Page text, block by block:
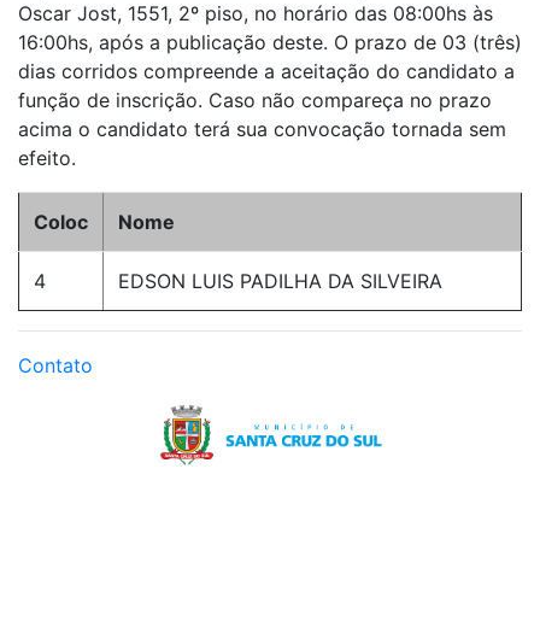
Oscar Jost, 1551, 2º piso, no horário das 08:00hs às
16:00hs, após a publicação deste. O prazo de 03 (três)
dias corridos compreende a aceitação do candidato a
função de inscrição. Caso não compareça no prazo
acima o candidato terá sua convocação tornada sem
efeito.
Coloc Nome
4 EDSON LUIS PADILHA DA SILVEIRA
Contato